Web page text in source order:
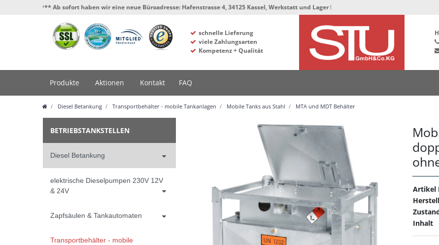
*** Ab sofort haben wir eine neue Büroadresse: Hafenstrasse 4, 34125 Kassel, Werkstatt und Lager bleiben in der Hafenstrasse 76, 34125 Kassel ***
schnelle Lieferung
viele Zahlungsarten
Kompetenz + Qualität
Produkte Aktionen Kontakt FAQ
Diesel Betankung Transportbehälter - mobile Tankanlagen Mobile Tanks aus Stahl MTA und MDT Behälter
BETRIEBSTANKSTELLEN
Diesel Betankung
elektrische Dieselpumpen 230V 12V
& 24V
Zapfsäulen & Tankautomaten
Transportbehälter - mobile
Artikel
Inhalt